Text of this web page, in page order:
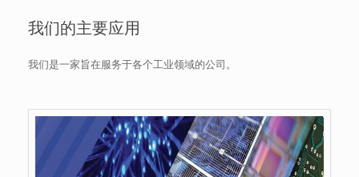
我们的主要应用
我们是一家旨在服务于各个工业领域的公司。